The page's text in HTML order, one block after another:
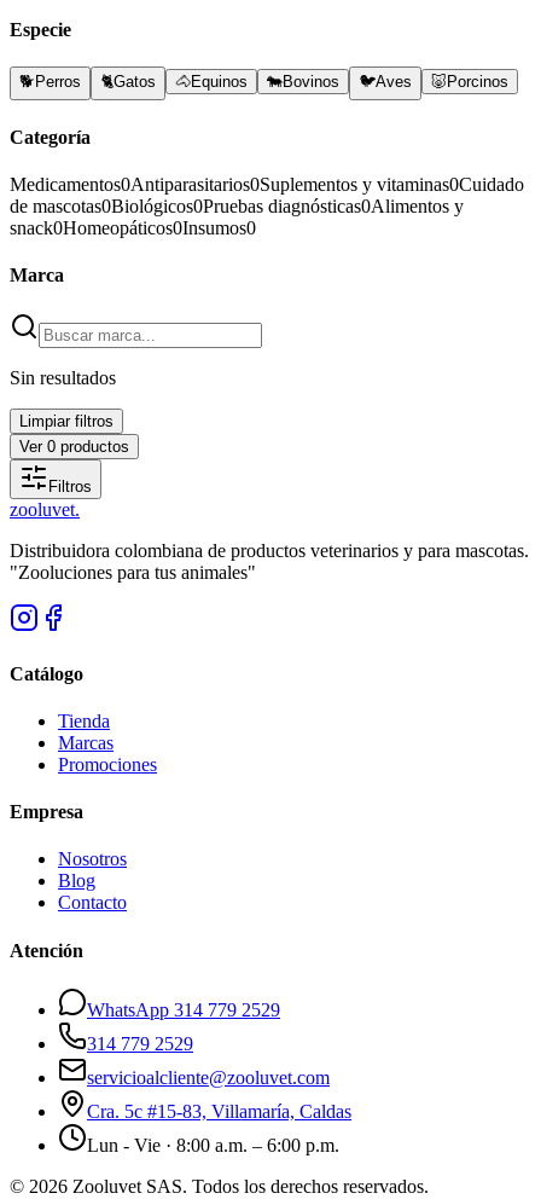
Especie
🐕 Perros 🐈Gatos 🐴Equinos 🐄Bovinos 🐦Aves 🐷 Porcinos
Categoría
Medicamentos0Antiparasitarios0Suplementos y vitaminas0Cuidado
de mascotas0Biológicos0Pruebas diagnósticas0Alimentos y
snack0Homeopáticos0Insumos0
Marca
Sin resultados
Limpiar filtros
Ver 0 productos
Filtros
zooluvet.
Distribuidora colombiana de productos veterinarios y para mascotas.
"Zooluciones para tus animales"
Catálogo
Tienda
Marcas
Promociones
Empresa
Nosotros
Blog
Contacto
Atención
WhatsApp 314 779 2529
314 779 2529
servicioalcliente@zooluvet.com
Cra. 5c #15-83, Villamaría, Caldas
Lun - Vie · 8:00 a.m. – 6:00 p.m.
© 2026 Zooluvet SAS. Todos los derechos reservados.